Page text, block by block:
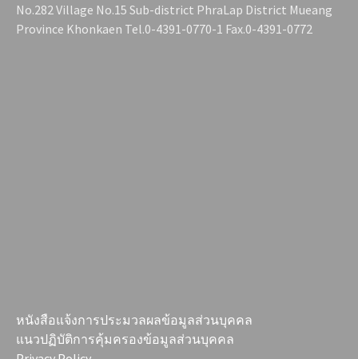
No.282 Village No.15 Sub-district PhraLap District Mueang
Province Khonkaen Tel.0-4391-0770-1 Fax.0-4391-0772
หนังสือแจ้งการประมวลผลข้อมูลส่วนบุคคล
แนวปฏิบัติการคุ้มครองข้อมูลส่วนบุคคล